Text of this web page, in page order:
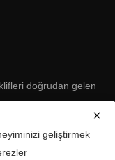
doğrudan gelen
Subscribe
geliştirmek